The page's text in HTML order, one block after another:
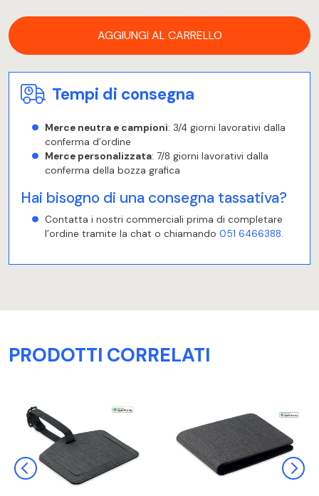
AGGIUNGI AL CARRELLO
Tempi di consegna
Merce neutra e campioni: 3/4 giorni lavorativi dalla
conferma d’ordine
Merce personalizzata: 7/8 giorni lavorativi dalla
conferma della bozza grafica
Hai bisogno di una consegna tassativa?
Contatta i nostri commerciali prima di completare
l’ordine tramite la chat o chiamando 051 6466388.
PRODOTTI CORRELATI